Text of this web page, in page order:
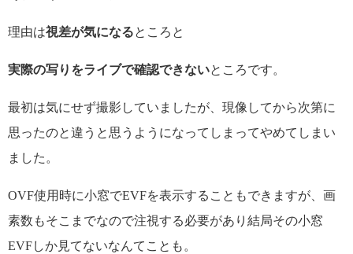
理由は視差が気になるところと
実際の写りをライブで確認できないところです。
最初は気にせず撮影していましたが、現像してから次第に
思ったのと違うと思うようになってしまってやめてしまい
ました。
OVF使用時に小窓でEVFを表示することもできますが、画
素数もそこまでなので注視する必要があり結局その小窓
EVFしか見てないなんてことも。